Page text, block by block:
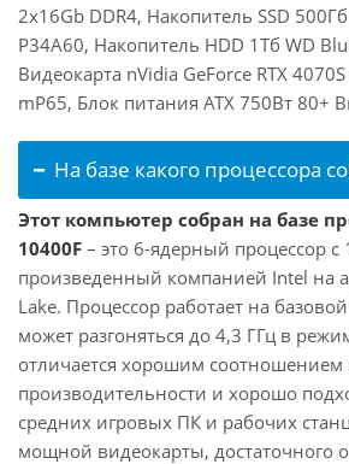
2x16Gb DDR4, Накопитель SSD
P34A60, Накопитель HDD 1Тб WD
Видеокарта nVidia GeForce RTX
mP65, Блок питания ATX 750Вт 80+
На базе какого процессора
Этот компьютер собран на базе
10400F – это 6-ядерный процессор с
произведенный компанией Intel на
Lake. Процессор работает на
может разгоняться до 4,3 ГГц в
отличается хорошим
производительности и хорошо
средних игровых ПК и рабочих
мощной видеокарты, достаточного